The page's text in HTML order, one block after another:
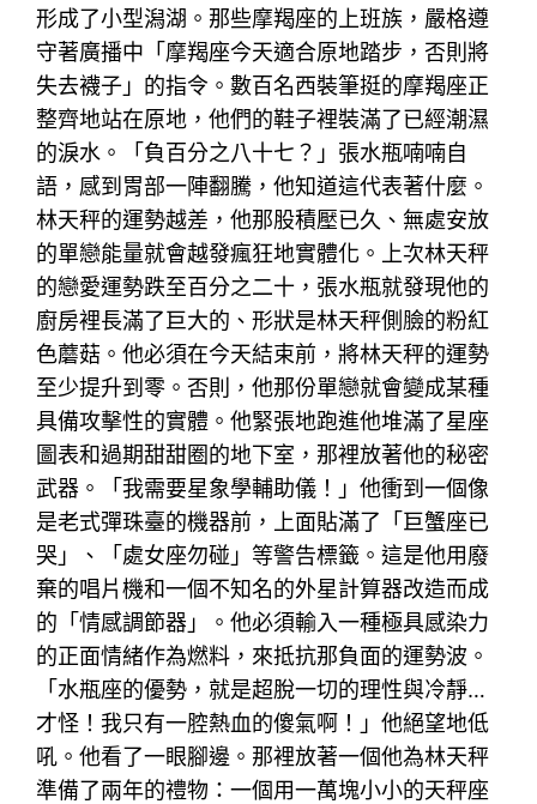
形成了小型潟湖。那些摩羯座的上班族，嚴格遵
守著廣播中「摩羯座今天適合原地踏步，否則將
失去襪子」的指令。數百名西裝筆挺的摩羯座正
整齊地站在原地，他們的鞋子裡裝滿了已經潮濕
的淚水。「負百分之八十七？」張水瓶喃喃自
語，感到胃部一陣翻騰，他知道這代表著什麼。
林天秤的運勢越差，他那股積壓已久、無處安放
的單戀能量就會越發瘋狂地實體化。上次林天秤
的戀愛運勢跌至百分之二十，張水瓶就發現他的
廚房裡長滿了巨大的、形狀是林天秤側臉的粉紅
色蘑菇。他必須在今天結束前，將林天秤的運勢
至少提升到零。否則，他那份單戀就會變成某種
具備攻擊性的實體。他緊張地跑進他堆滿了星座
圖表和過期甜甜圈的地下室，那裡放著他的秘密
武器。「我需要星象學輔助儀！」他衝到一個像
是老式彈珠臺的機器前，上面貼滿了「巨蟹座已
哭」、「處女座勿碰」等警告標籤。這是他用廢
棄的唱片機和一個不知名的外星計算器改造而成
的「情感調節器」。他必須輸入一種極具感染力
的正面情緒作為燃料，來抵抗那負面的運勢波。
「水瓶座的優勢，就是超脫一切的理性與冷靜…
才怪！我只有一腔熱血的傻氣啊！」他絕望地低
吼。他看了一眼腳邊。那裡放著一個他為林天秤
準備了兩年的禮物：一個用一萬塊小小的天秤座